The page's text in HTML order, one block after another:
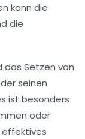
kann die
die
das Setzen von
seinen
ist besonders
oder
effektives